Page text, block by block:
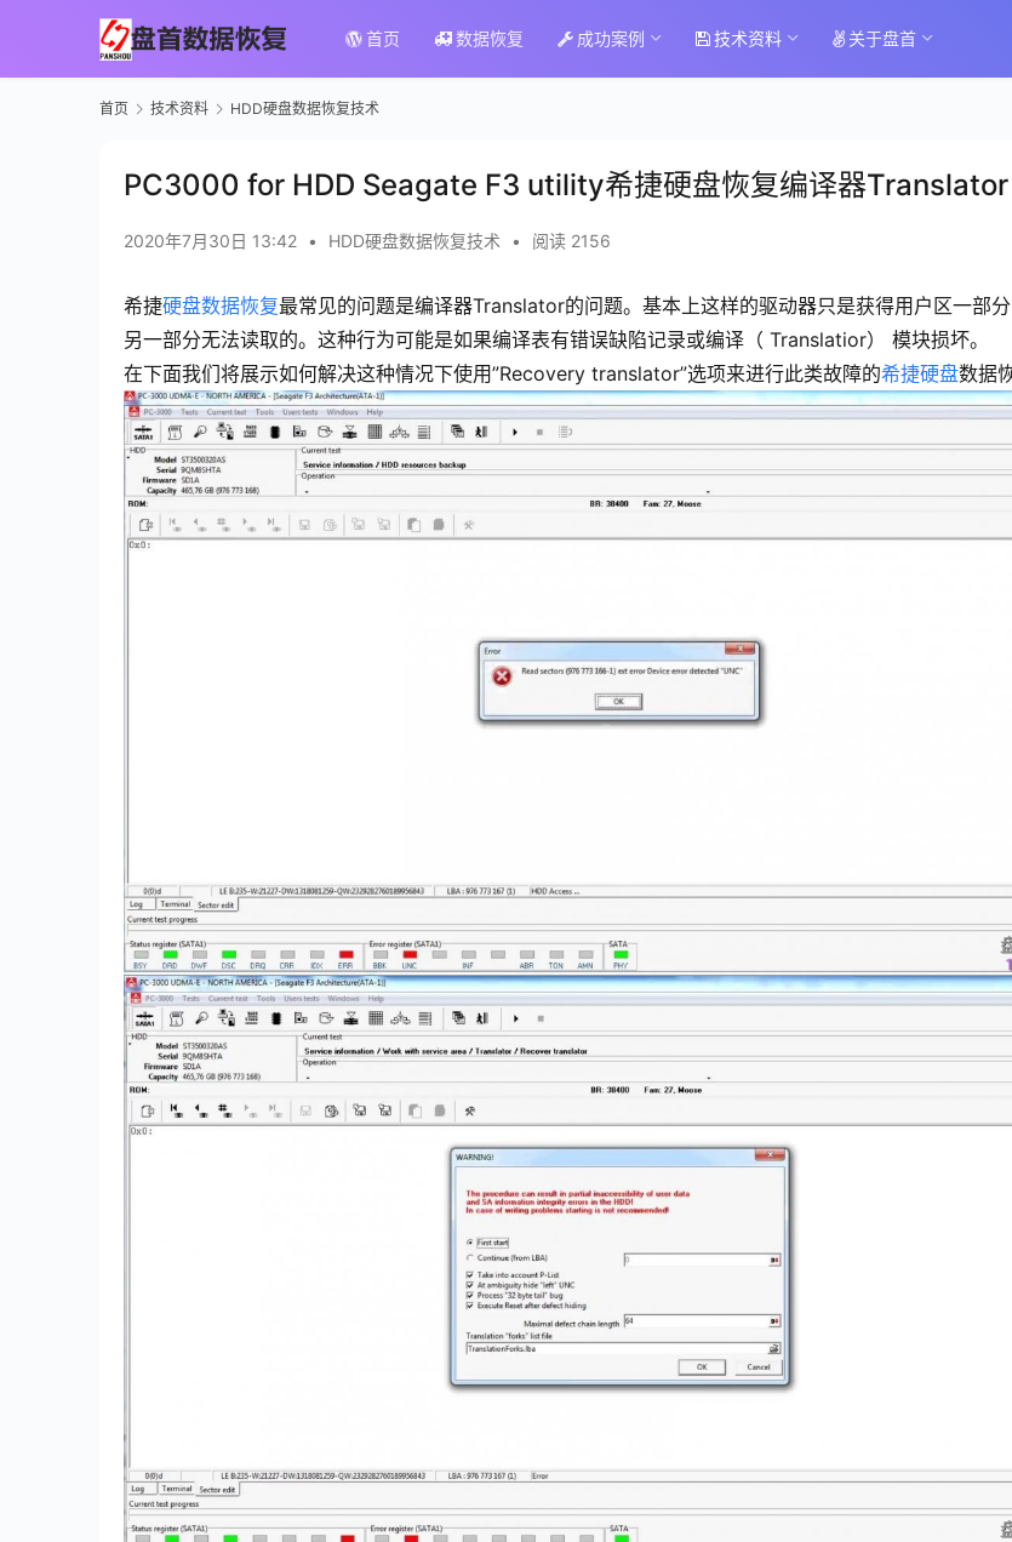
首页 数据恢复 成功案例 技术资料 关于盘首
首页 技术资料 HDD硬盘数据恢复技术
PC3000 for HDD Seagate F3 utility希捷硬盘恢复编译器Translator
2020年7月30日 13:42 • HDD硬盘数据恢复技术 • 阅读 2156
希捷硬盘数据恢复最常见的问题是编译器Translator的问题。基本上这样的驱动器只是获得用户区一部
另一部分无法读取的。这种行为可能是如果编译表有错误缺陷记录或编译（ Translatior） 模块损坏。
在下面我们将展示如何解决这种情况下使用”Recovery translator”选项来进行此类故障的希捷硬盘数据